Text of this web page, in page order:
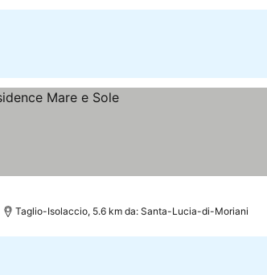
Taglio-Isolaccio, 5.6 km da: Santa-Lucia-di-Moriani